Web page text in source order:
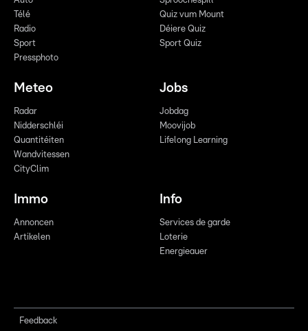
Télé
Radio
Sport
Pressphoto
Quiz vum Mount
Déiere Quiz
Sport Quiz
Meteo
Radar
Nidderschléi
Quantitéiten
Wandvitessen
CityClim
Jobs
Jobdag
Moovijob
Lifelong Learning
Immo
Annoncen
Artikelen
Info
Services de garde
Loterie
Energieauer
Feedback